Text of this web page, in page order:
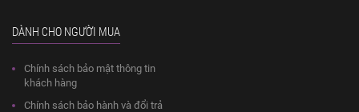
DÀNH CHO NGƯỜI MUA
Chính sách bảo mật thông tin
khách hàng
Chính sách bảo hành và đổi trả